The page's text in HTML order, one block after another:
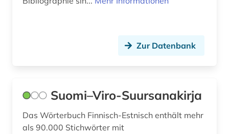
Zur Datenbank
Suomi–Viro-Suursanakirja
Das Wörterbuch Finnisch-Estnisch enthält mehr
als 90.000 Stichwörter mit